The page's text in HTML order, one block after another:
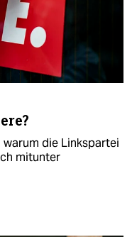
die Linkspartei
mitunter